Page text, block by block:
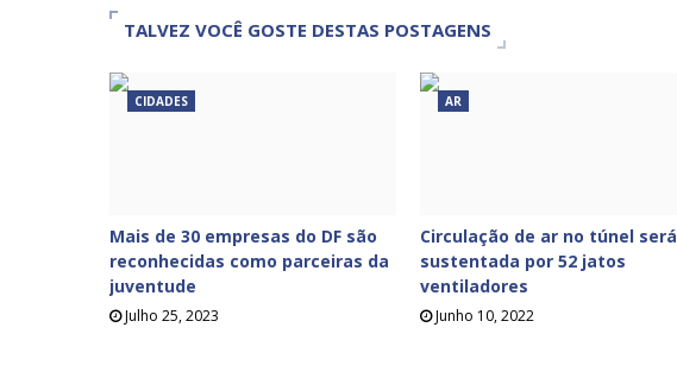
TALVEZ VOCÊ GOSTE DESTAS POSTAGENS
CIDADES
Mais de 30 empresas do DF são
reconhecidas como parceiras da
juventude
Julho 25, 2023
AR
Circulação de ar no túnel será
sustentada por 52 jatos
ventiladores
Junho 10, 2022